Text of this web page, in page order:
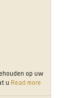
op uw
u Read more